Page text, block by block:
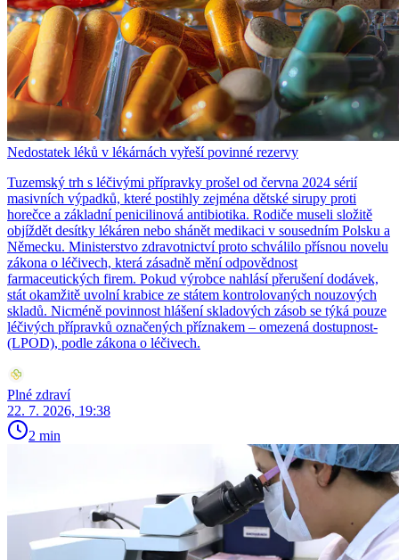
Nedostatek léků v lékárnách vyřeší povinné rezervy
Tuzemský trh s léčivými přípravky prošel od června 2024 sérií
masivních výpadků, které postihly zejména dětské sirupy proti
horečce a základní penicilinová antibiotika. Rodiče museli složitě
objíždět desítky lékáren nebo shánět medikaci v sousedním Polsku a
Německu. Ministerstvo zdravotnictví proto schválilo přísnou novelu
zákona o léčivech, která zásadně mění odpovědnost
farmaceutických firem. Pokud výrobce nahlásí přerušení dodávek,
stát okamžitě uvolní krabice ze státem kontrolovaných nouzových
skladů. Nicméně povinnost hlášení skladových zásob se týká pouze
léčivých přípravků označených příznakem – omezená dostupnost-
(LPOD), podle zákona o léčivech.
Plné zdraví
22. 7. 2026, 19:38
2 min